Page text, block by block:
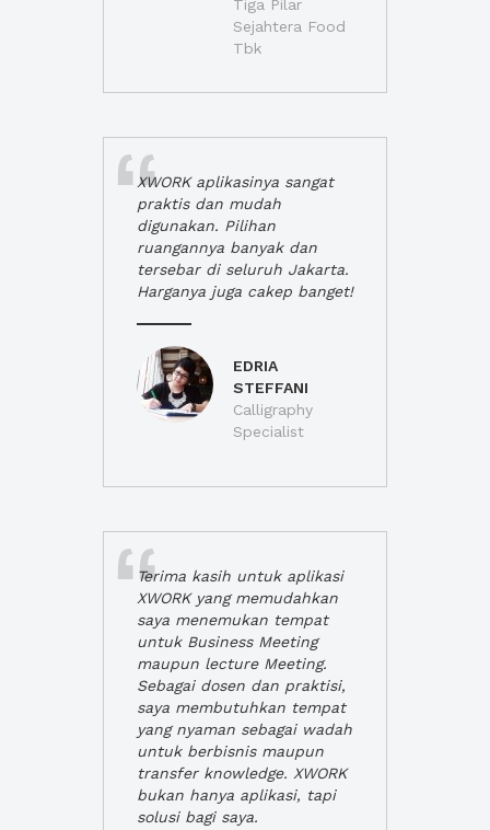
Tiga Pilar
Sejahtera Food
Tbk
XWORK aplikasinya sangat
praktis dan mudah
digunakan. Pilihan
ruangannya banyak dan
tersebar di seluruh Jakarta.
Harganya juga cakep banget!
EDRIA
STEFFANI
Calligraphy
Specialist
Terima kasih untuk aplikasi
XWORK yang memudahkan
saya menemukan tempat
untuk Business Meeting
maupun lecture Meeting.
Sebagai dosen dan praktisi,
saya membutuhkan tempat
yang nyaman sebagai wadah
untuk berbisnis maupun
transfer knowledge. XWORK
bukan hanya aplikasi, tapi
solusi bagi saya.